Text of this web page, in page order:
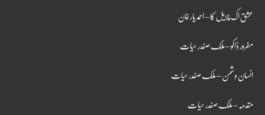
عشق اک چڑیل کا – احمد یار خان
مفرور ڈاکو – ملک صفدر حیات
انسان دشمن – ملک صفدر حیات
مقدمہ – ملک صفدر حیات